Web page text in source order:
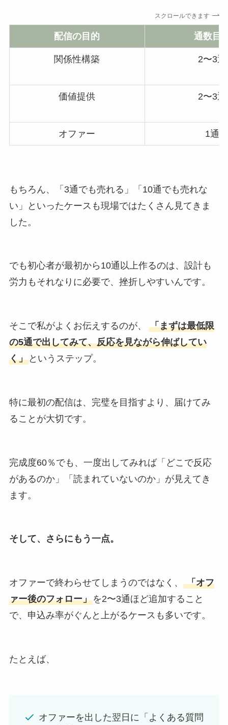
スクロールできます
配信の目的 通数目
関係性構築 2〜3通
価値提供 2〜3通
オファー 1通
もちろん、「3通でも売れる」「10通でも売れな
い」といったケースも現場ではたくさん見てきま
した。
でも初心者が最初から10通以上作るのは、設計も
労力もそれなりに必要で、挫折しやすいんです。
そこで私がよくお伝えするのが、 「まずは最低限
の5通で出してみて、反応を見ながら伸ばしてい
く」というステップ。
特に最初の配信は、完璧を目指すより、届けてみ
ることが大切です。
完成度60％でも、一度出してみれば「どこで反応
があるのか」「読まれていないのか」が見えてき
ます。
そして、さらにもう一点。
オファーで終わらせてしまうのではなく、 「オフ
ァー後のフォロー」を2〜3通ほど追加すること
で、申込み率がぐんと上がるケースも多いです。
たとえば、
オファーを出した翌日に「よくある質問